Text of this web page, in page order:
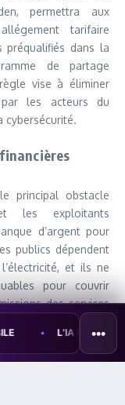
permettra aux
tarifaire
préqualifiés dans la
de partage
vise à éliminer
par les acteurs du
cybersécurité.
principal obstacle
les exploitants
d’argent pour
publics dépendent
et ils ne
pour couvrir
des services
à approuver une
ne soit directement
PLUS DE •••